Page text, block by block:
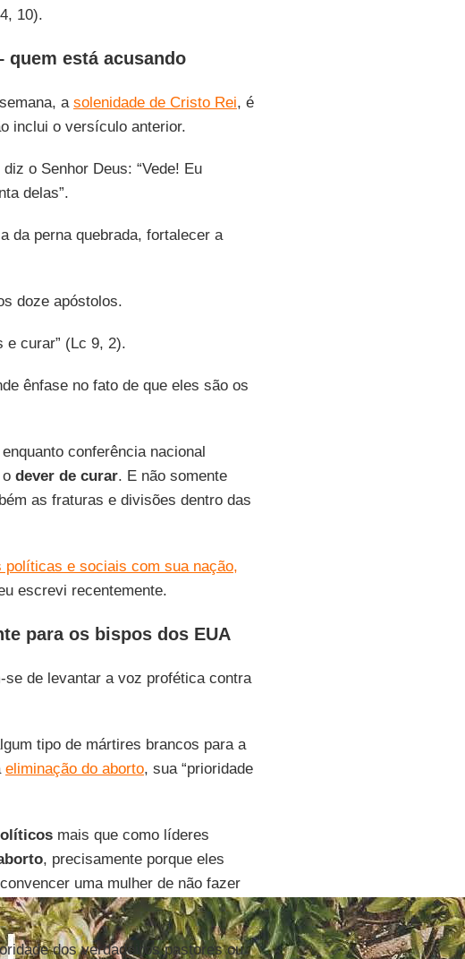
10).
quem está acusando
a solenidade de Cristo Rei, é
inclui o versículo anterior.
o Senhor Deus: “Vede! Eu
delas”.
da perna quebrada, fortalecer a
doze apóstolos.
e curar” (Lc 9, 2).
ênfase no fato de que eles são os
conferência nacional
dever de curar. E não somente
as fraturas e divisões dentro das
políticas e sociais com sua nação,
escrevi recentemente.
para os bispos dos EUA
se de levantar a voz profética contra
tipo de mártires brancos para a
eliminação do aborto, sua “prioridade
mais que como líderes
, precisamente porque eles
uma mulher de não fazer
dos verdadeiros pastores ou